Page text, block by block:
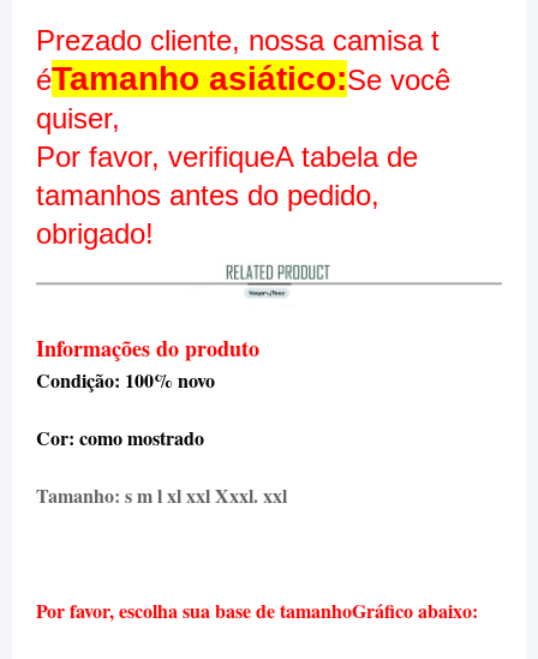
Prezado cliente, nossa camisa t
éTamanho asiático:Se você
quiser,
Por favor, verifiqueA tabela de
tamanhos antes do pedido,
obrigado!
Informações do produto
Condição: 100% novo
Cor: como mostrado
Tamanho: s m l xl xxlXxxl. xxl
Por favor, escolha sua base de tamanhoGráfico abaixo: